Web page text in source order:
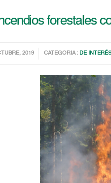
forestales
2019 CATEGORIA : DE